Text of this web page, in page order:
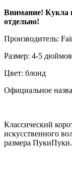
Внимание! Кукла
отдельно!
Производитель:
Размер: 4-5 дюймов
Цвет: блонд
Официальное
Классический
искусственного
размера ПукиПуки.